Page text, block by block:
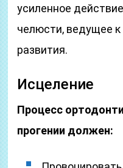
усиленное
челюсти, ведущее к
развития.
Исцеление
Процесс
прогении должен: